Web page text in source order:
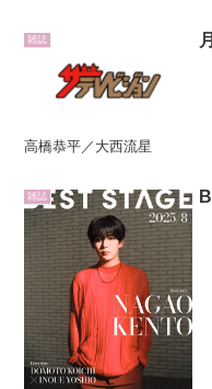
雑誌
高橋恭平／大西流星
雑誌